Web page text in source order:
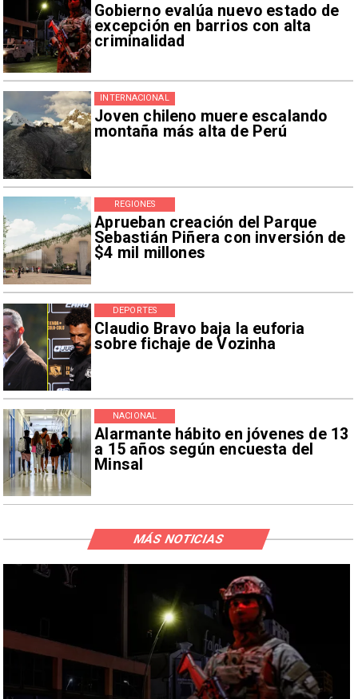
Gobierno evalúa nuevo estado de
excepción en barrios con alta
criminalidad
Joven chileno muere escalando
montaña más alta de Perú
INTERNACIONAL
Aprueban creación del Parque
Sebastián Piñera con inversión de
$4 mil millones
REGIONES
Claudio Bravo baja la euforia
sobre fichaje de Vozinha
DEPORTES
Alarmante hábito en jóvenes de 13
a 15 años según encuesta del
Minsal
NACIONAL
MÁS NOTICIAS